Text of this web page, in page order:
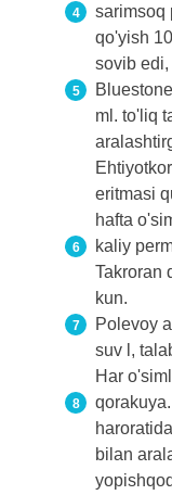
sarimsoq
qo'yish
sovib
ml. to'liq
eritmasi
hafta
kaliy
Takroran
kun.
Polevoy
suv l,
Har
bilan